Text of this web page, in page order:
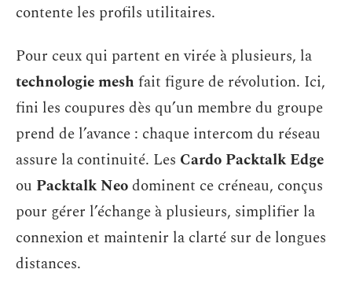
contente les profils utilitaires.
Pour ceux qui partent en virée à plusieurs, la
technologie meshfait figure de révolution. Ici,
fini les coupures dès qu’un membre du groupe
prend de l’avance : chaque intercom du réseau
assure la continuité. Les Cardo Packtalk Edge
ou Packtalk Neodominent ce créneau, conçus
pour gérer l’échange à plusieurs, simplifier la
connexion et maintenir la clarté sur de longues
distances.